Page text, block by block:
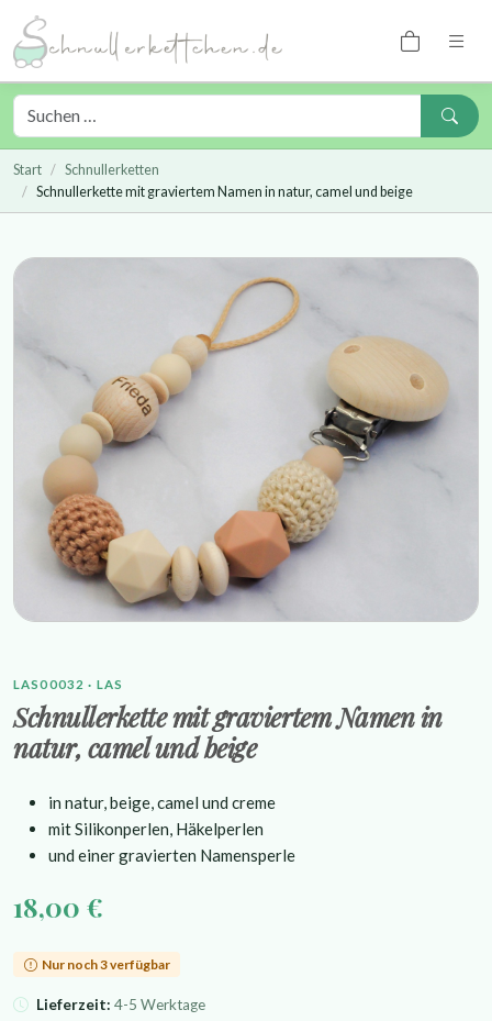
Start
Schnullerketten
Schnullerkette mit graviertem Namen in natur, camel und beige
LAS00032 · LAS
Schnullerkette mit graviertem Namen in
natur, camel und beige
in natur, beige, camel und creme
mit Silikonperlen, Häkelperlen
und einer gravierten Namensperle
18,00 €
Nur noch 3 verfügbar
Lieferzeit: 4-5 Werktage